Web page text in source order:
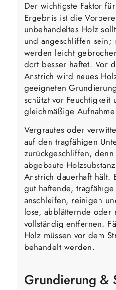
Der wichtigste Faktor
Ergebnis ist die
unbehandeltes Holz
und angeschliffen sein;
werden leicht
dort besser haftet. Vor
Anstrich wird neues
geeigneten
schützt vor Feuchtigkeit
gleichmäßige
Vergrautes oder
auf den tragfähigen
zurückgeschliffen,
abgebaute
Anstrich dauerhaft hält.
gut haftende, tragfähige
anschleifen, reinigen
lose, abblätternde oder
vollständig entfernen.
Holz müssen vor dem
behandelt werden.
Grundierung &